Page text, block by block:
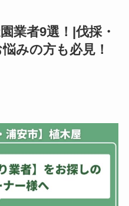
業者9選！|伐採・
みの方も必見！